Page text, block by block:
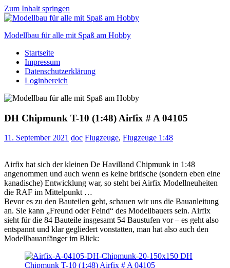
Zum Inhalt springen
Modellbau für alle mit Spaß am Hobby
Scale
modelling
to
Startseite
Impressum
Datenschutzerklärung
Loginbereich
DH Chipmunk T-10 (1:48) Airfix # A 04105
11. September 2021 doc Flugzeuge, Flugzeuge 1:48
Airfix hat sich der kleinen De Havilland Chipmunk in 1:48
angenommen und auch wenn es keine britische (sondern eben eine
kanadische) Entwicklung war, so steht bei Airfix Modellneuheiten
die RAF im Mittelpunkt …
Bevor es zu den Bauteilen geht, schauen wir uns die Bauanleitung
an. Sie kann „Freund oder Feind“ des Modellbauers sein. Airfix
sieht für die 84 Bauteile insgesamt 54 Baustufen vor – es geht also
entspannt und klar gegliedert vonstatten, man hat also auch den
Modellbauanfänger im Blick: